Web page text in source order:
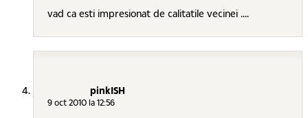
vad ca esti impresionat de calitatile vecinei ....
pinkISH
9 oct 2010 la 12:56